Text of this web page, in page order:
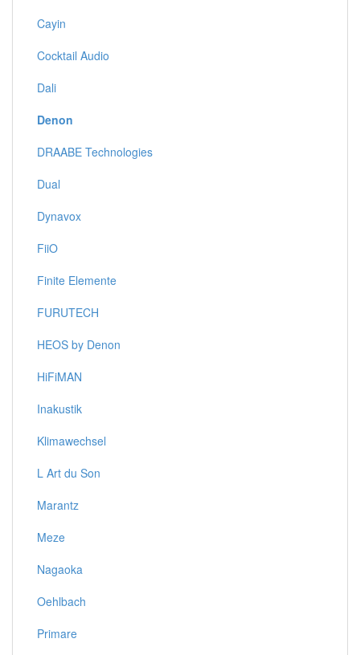
Cayin
Cocktail Audio
Dali
Denon
DRAABE Technologies
Dual
Dynavox
FiiO
Finite Elemente
FURUTECH
HEOS by Denon
HiFiMAN
Inakustik
Klimawechsel
L Art du Son
Marantz
Meze
Nagaoka
Oehlbach
Primare